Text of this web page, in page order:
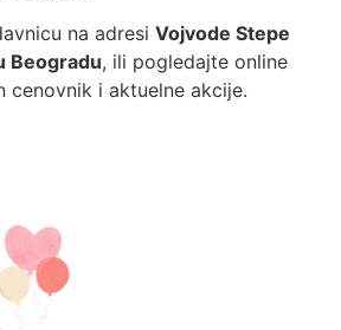
na adresi Vojvode Stepe
Beogradu, ili pogledajte online
cenovnik i aktuelne akcije.